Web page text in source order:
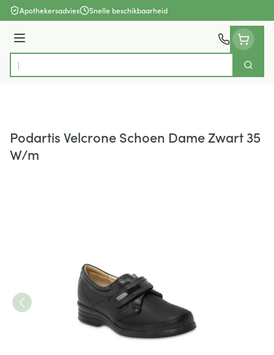
Ga naar de inhoud
Apothekersadvies Snelle beschikbaarheid
Menu
Product, merk, categorie...
Zoek
Podartis Velcrone Schoen Dame Zwart 35
W/m